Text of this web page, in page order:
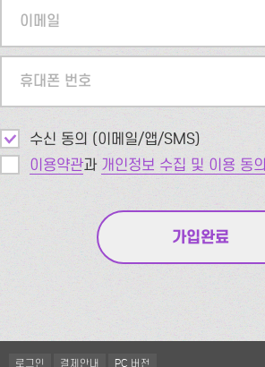
이메일
휴대폰 번호
수신 동의 (이메일/앱/SMS)
이용약관과 개인정보 수집 및 이용 동의
로그인 결제안내 PC 버전